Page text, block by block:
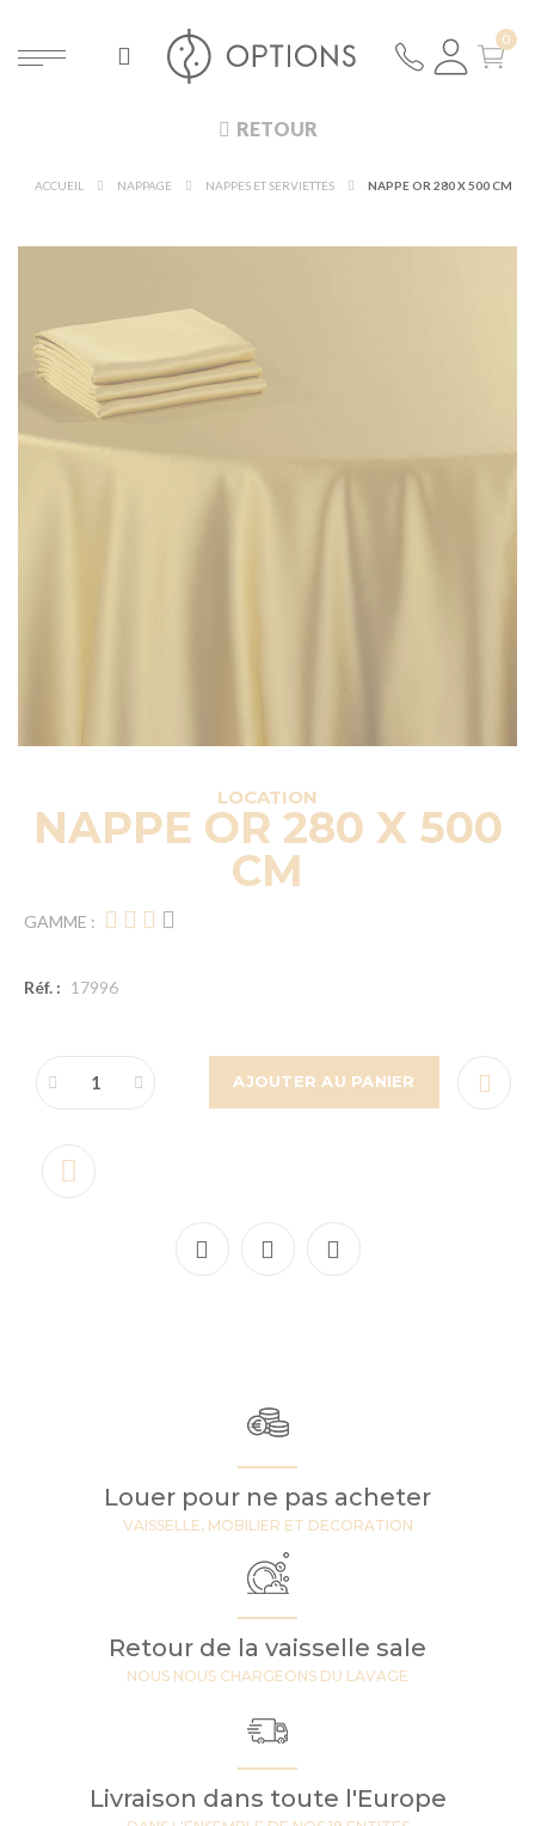
RETOUR
ACCUEIL NAPPAGE NAPPES ET SERVIETTES NAPPE OR 280 X 500 CM
LOCATION
NAPPE OR 280 X 500
CM
GAMME :
Réf. : 17996
AJOUTER AU PANIER
Louer pour ne pas acheter
VAISSELLE, MOBILIER ET DECORATION
Retour de la vaisselle sale
NOUS NOUS CHARGEONS DU LAVAGE
Livraison dans toute l'Europe